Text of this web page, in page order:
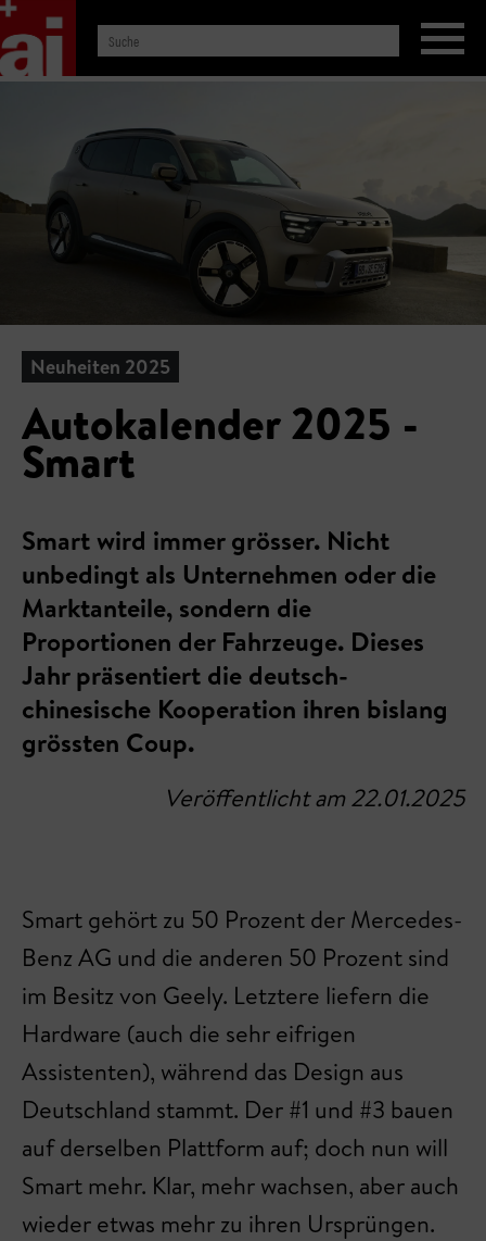
Neuheiten 2025
Autokalender 2025 -
Smart
Smart wird immer grösser. Nicht
unbedingt als Unternehmen oder die
Marktanteile, sondern die
Proportionen der Fahrzeuge. Dieses
Jahr präsentiert die deutsch-
chinesische Kooperation ihren bislang
grössten Coup.
Veröffentlicht am 22.01.2025
Smart gehört zu 50 Prozent der Mercedes-
Benz AG und die anderen 50 Prozent sind
im Besitz von Geely. Letztere liefern die
Hardware (auch die sehr eifrigen
Assistenten), während das Design aus
Deutschland stammt. Der #1 und #3 bauen
auf derselben Plattform auf; doch nun will
Smart mehr. Klar, mehr wachsen, aber auch
wieder etwas mehr zu ihren Ursprüngen.